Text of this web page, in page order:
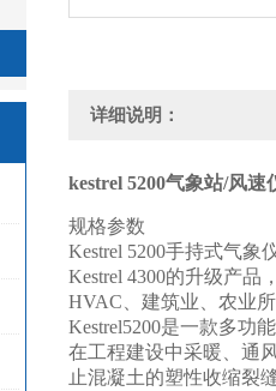
详细说明：
kestrel 5200气象站/风速
规格参数
Kestrel 5200手持式气象
Kestrel 4300的升级产品
HVAC 、建筑业、农业
Kestrel5200是一款多功
在工程建设中采暖、通
止混凝土的塑性收缩裂